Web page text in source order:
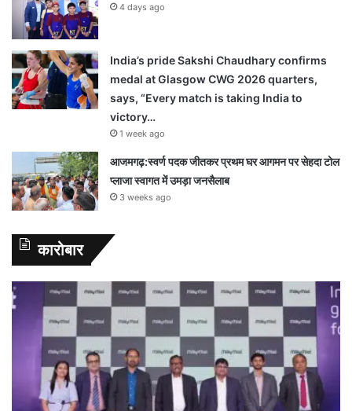
4 days ago
India’s pride Sakshi Chaudhary confirms
medal at Glasgow CWG 2026 quarters,
says, “Every match is taking India to
victory…
1 week ago
आजमगढ़:स्वर्ण पदक जीतकर प्रथम घर आगमन पर सेहदा टोल
प्लाजा स्वागत में उमड़ा जनसैलाब
3 weeks ago
कारोबार